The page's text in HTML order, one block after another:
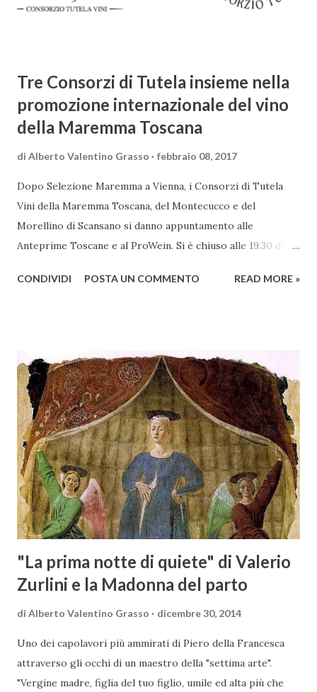
canti, composto da oltre 40.000 versi. Narra la storia
Tre Consorzi di Tutela insieme nella
promozione internazionale del vino
della Maremma Toscana
di Alberto Valentino Grasso febbraio 08, 2017
Dopo Selezione Maremma a Vienna, i Consorzi di Tutela
Vini della Maremma Toscana, del Montecucco e del
Morellino di Scansano si danno appuntamento alle
Anteprime Toscane e al ProWein. Si è chiuso alle 19.30 di
presso l’Hotel Regina di Vienna dalla società Wein & Kultur,
territorio maremmano: Consorzio Tutela Vini della
Maremma Toscana, del Montecucco e del Morellino di
Scansano. Scopo dell’iniziativa è stato quello di promuovere
le eccellenze vitivinicole della regione in Austria, un
mercato dove il potenziale di crescita è ancora molto alto,
assistendo i produttori nella creazione di contatti
commerciali con gli operatori locali. Gli organizzatori
dell’evento, Christian Bauer, austriaco ed esperto di vini e
conoscitore dei mercati di lingua tedes...
CONDIVIDI POSTA UN COMMENTO READ MORE »
"La prima notte di quiete" di Valerio
Zurlini e la Madonna del parto
di Alberto Valentino Grasso dicembre 30, 2014
Uno dei capolavori più ammirati di Piero della Francesca
attraverso gli occhi di un maestro della "settima arte".
"Vergine madre, figlia del tuo figlio, umile ed alta più che